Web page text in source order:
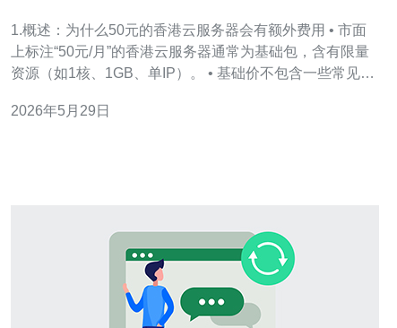
1.概述：为什么50元的香港云服务器会有额外费用 • 市面
上标注“50元/月”的香港云服务器通常为基础包，含有限量
资源（如1核、1GB、单IP）。 • 基础价不包含一些常见服
版等。 • 香港节点因IP稀缺与带宽成本，商家常通过额外
2026年5月29日